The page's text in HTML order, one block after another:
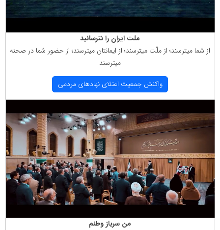
ملت ایران را نترسانید
از شما میترسند؛ از ملّت میترسند؛ از ایمانتان میترسند؛ از حضور شما در صحنه
میترسند
واكنش جمعیت اعتلای نهادهای مردمی
من سرباز وطنم